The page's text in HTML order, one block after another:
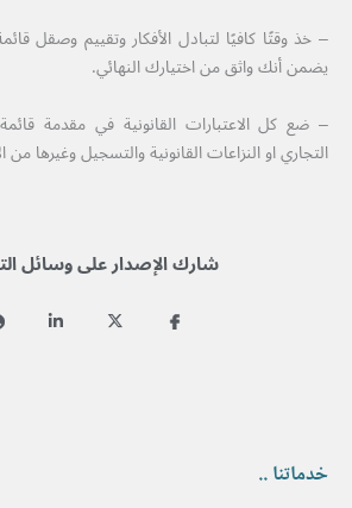
– خذ وقتًا كافيًا لتبادل الأفكار وتقييم وصقل
يضمن أنك واثق من اختيارك النهائي.
– ضع كل الاعتبارات القانونية في مقدمة
التجاري او النزاعات القانونية والتسجيل وغيرها من
شارك الإصدار على وسائل
خدماتنا ..